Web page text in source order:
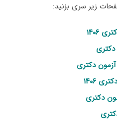
زیر سری بزنید:
۱۴۰۶
دکتری
۱۴۰۶
دکتری